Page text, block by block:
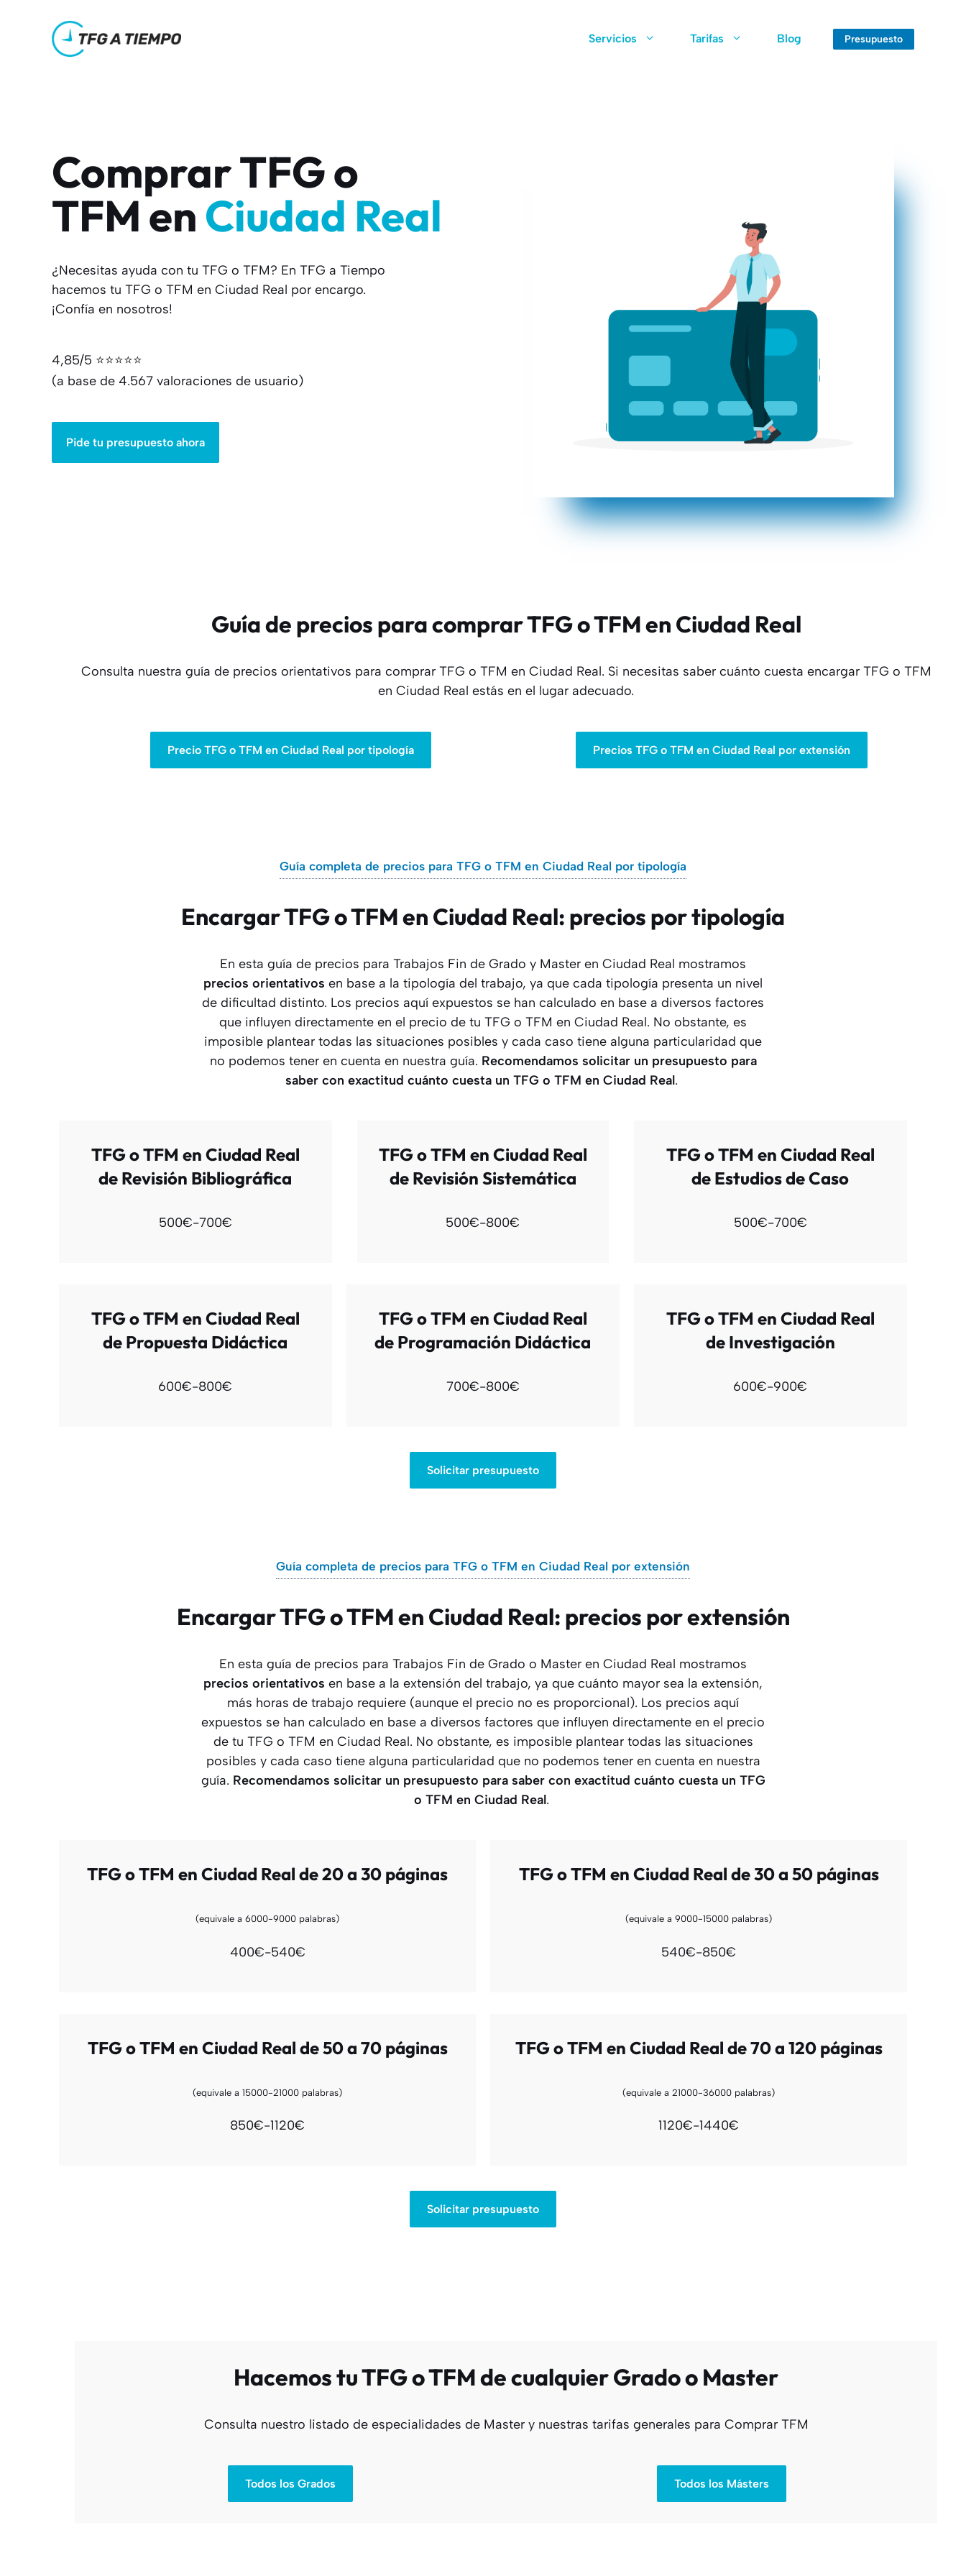
contenido
Servicios Tarifas Blog Presupuesto
Comprar TFG o
TFM enCiudad Real
¿Necesitas ayuda con tu TFG o TFM? En TFG a Tiempo
hacemos tu TFG o TFM en Ciudad Real por encargo.
¡Confía en nosotros!
4,85/5 ⭐⭐⭐⭐⭐
(a base de 4.567 valoraciones de usuario)
Pide tu presupuesto ahora
Guía de precios para comprar TFG o TFM en Ciudad Real
Consulta nuestra guía de precios orientativos para comprar TFG o TFM en Ciudad Real. Si necesitas saber cuánto cuesta encargar TFG o TFM
en Ciudad Real estás en el lugar adecuado.
Precio TFG o TFM en Ciudad Real por tipología Precios TFG o TFM en Ciudad Real por extensión
Guía completa de precios para TFG o TFM en Ciudad Real por tipología
Encargar TFG o TFM en Ciudad Real: precios por tipología
En esta guía de precios para Trabajos Fin de Grado y Master en Ciudad Real mostramos
precios orientativos en base a la tipología del trabajo, ya que cada tipología presenta un nivel
de dificultad distinto. Los precios aquí expuestos se han calculado en base a diversos factores
que influyen directamente en el precio de tu TFG o TFM en Ciudad Real. No obstante, es
imposible plantear todas las situaciones posibles y cada caso tiene alguna particularidad que
no podemos tener en cuenta en nuestra guía. Recomendamos solicitar un presupuesto para
saber con exactitud cuánto cuesta un TFG o TFM en Ciudad Real.
TFG o TFM en Ciudad Real
de Revisión Bibliográfica
500€-700€
TFG o TFM en Ciudad Real
de Revisión Sistemática
500€-800€
TFG o TFM en Ciudad Real
de Estudios de Caso
500€-700€
TFG o TFM en Ciudad Real
de Propuesta Didáctica
600€-800€
TFG o TFM en Ciudad Real
de Programación Didáctica
700€-800€
TFG o TFM en Ciudad Real
de Investigación
600€-900€
Solicitar presupuesto
Guía completa de precios para TFG o TFM en Ciudad Real por extensión
Encargar TFG o TFM en Ciudad Real: precios por extensión
En esta guía de precios para Trabajos Fin de Grado o Master en Ciudad Real mostramos
precios orientativos en base a la extensión del trabajo, ya que cuánto mayor sea la extensión,
más horas de trabajo requiere (aunque el precio no es proporcional). Los precios aquí
expuestos se han calculado en base a diversos factores que influyen directamente en el precio
de tu TFG o TFM en Ciudad Real. No obstante, es imposible plantear todas las situaciones
posibles y cada caso tiene alguna particularidad que no podemos tener en cuenta en nuestra
guía. Recomendamos solicitar un presupuesto para saber con exactitud cuánto cuesta un TFG
o TFM en Ciudad Real.
TFG o TFM en Ciudad Real de 20 a 30 páginas
(equivale a 6000-9000 palabras)
400€-540€
TFG o TFM en Ciudad Real de 30 a 50 páginas
(equivale a 9000-15000 palabras)
540€-850€
TFG o TFM en Ciudad Real de 50 a 70 páginas
(equivale a 15000-21000 palabras)
850€-1120€
TFG o TFM en Ciudad Real de 70 a 120 páginas
(equivale a 21000-36000 palabras)
1120€-1440€
Solicitar presupuesto
Hacemos tu TFG o TFM de cualquier Grado o Master
Consulta nuestro listado de especialidades de Master y nuestras tarifas generales para Comprar TFM
Todos los Grados Todos los Másters